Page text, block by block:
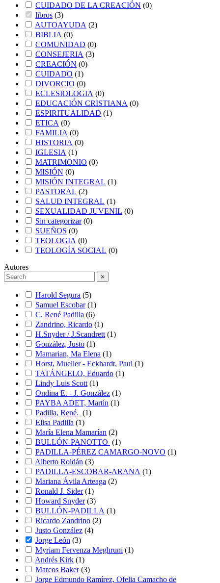
CUIDADO DE LA CREACIÓN (0)
libros (3)
AUTOAYUDA (2)
BIBLIA (0)
COMUNIDAD (0)
CONSEJERIA (3)
CREACIÓN (0)
CUIDADO (1)
DIVORCIO (0)
ECLESIOLOGIA (0)
EDUCACIÓN CRISTIANA (0)
ESPIRITUALIDAD (1)
ETICA (0)
FAMILIA (0)
HISTORIA (0)
IGLESIA (1)
MATRIMONIO (0)
MISIÓN (0)
MISIÓN INTEGRAL (1)
PASTORAL (2)
SALUD INTEGRAL (1)
SEXUALIDAD JUVENIL (0)
Sin categorizar (0)
SUEÑOS (0)
TEOLOGIA (0)
TEOLOGÍA SOCIAL (0)
Autores
×
Harold Segura (5)
Samuel Escobar (1)
C. René Padilla (6)
Zandrino, Ricardo (1)
H.Snyder / J.Scandrett (1)
González, Justo (1)
Mamarian, Ma Elena (1)
Horst, Mueller - Eckhardt, Paul (1)
TATÁNGELO, Eduardo (1)
Lindy Luis Scott (1)
Ondina E. - J. González (1)
PAYBA ADET, Martín (1)
Padilla, René. (1)
Elisa Padilla (1)
María Elena Mamarían (2)
BULLÓN-PANOTTO (1)
PADILLA-PÉREZ CAMARGO-NOVO (1)
Alberto Roldán (3)
PADILLA-ESCOBAR-ARANA (1)
Mariana Ávila Arteaga (2)
Ronald J. Sider (1)
Howard Snyder (3)
BULLÓN-PADILLA (1)
Ricardo Zandrino (2)
Justo González (4)
Jorge León (3)
Myriam Fervenza Meghruni (1)
Andrés Kirk (1)
Marcos Baker (3)
Jorge Edmundo Ramírez, Ofelia Camacho de